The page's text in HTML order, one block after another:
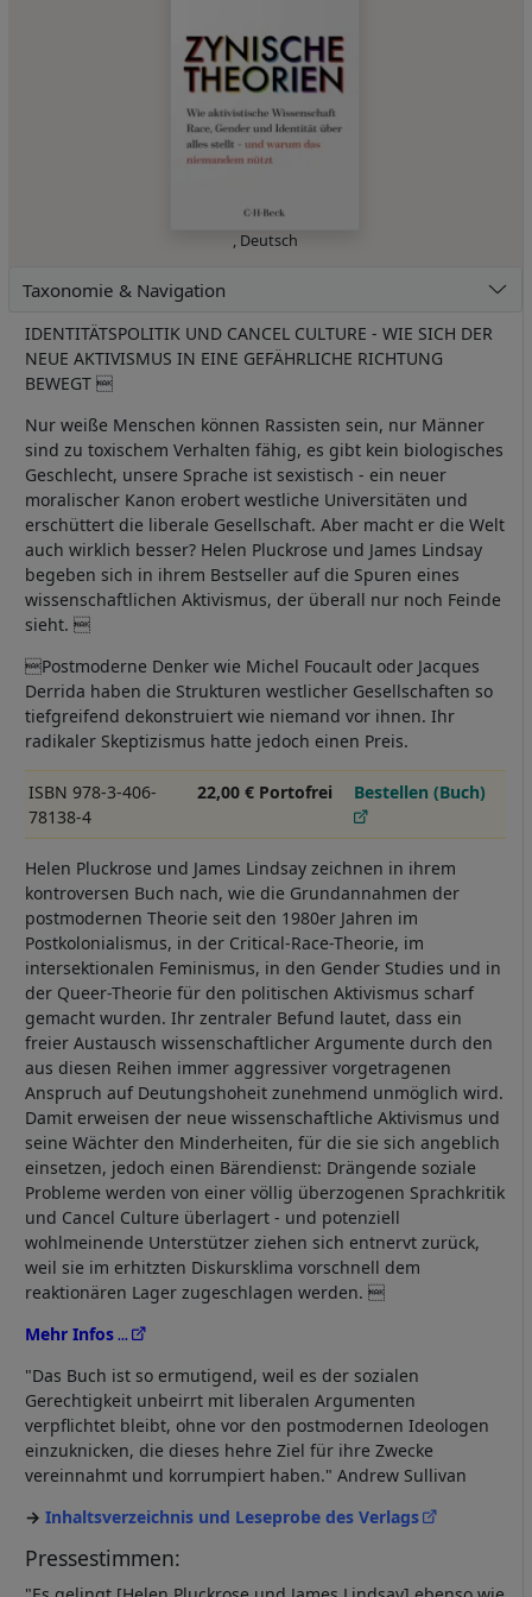
, Deutsch
Taxonomie & Navigation
IDENTITÄTSPOLITIK UND CANCEL CULTURE - WIE SICH DER
NEUE AKTIVISMUS IN EINE GEFÄHRLICHE RICHTUNG
BEWEGT 
Nur weiße Menschen können Rassisten sein, nur Männer
sind zu toxischem Verhalten fähig, es gibt kein biologisches
Geschlecht, unsere Sprache ist sexistisch - ein neuer
moralischer Kanon erobert westliche Universitäten und
erschüttert die liberale Gesellschaft. Aber macht er die Welt
auch wirklich besser? Helen Pluckrose und James Lindsay
begeben sich in ihrem Bestseller auf die Spuren eines
wissenschaftlichen Aktivismus, der überall nur noch Feinde
sieht. 
Postmoderne Denker wie Michel Foucault oder Jacques
Derrida haben die Strukturen westlicher Gesellschaften so
tiefgreifend dekonstruiert wie niemand vor ihnen. Ihr
radikaler Skeptizismus hatte jedoch einen Preis.
ISBN 978-3-406-
78138-4
22,00 € Portofrei Bestellen (Buch)
Helen Pluckrose und James Lindsay zeichnen in ihrem
kontroversen Buch nach, wie die Grundannahmen der
postmodernen Theorie seit den 1980er Jahren im
Postkolonialismus, in der Critical-Race-Theorie, im
intersektionalen Feminismus, in den Gender Studies und in
der Queer-Theorie für den politischen Aktivismus scharf
gemacht wurden. Ihr zentraler Befund lautet, dass ein
freier Austausch wissenschaftlicher Argumente durch den
aus diesen Reihen immer aggressiver vorgetragenen
Anspruch auf Deutungshoheit zunehmend unmöglich wird.
Damit erweisen der neue wissenschaftliche Aktivismus und
seine Wächter den Minderheiten, für die sie sich angeblich
einsetzen, jedoch einen Bärendienst: Drängende soziale
Probleme werden von einer völlig überzogenen Sprachkritik
und Cancel Culture überlagert - und potenziell
wohlmeinende Unterstützer ziehen sich entnervt zurück,
weil sie im erhitzten Diskursklima vorschnell dem
reaktionären Lager zugeschlagen werden. 
Mehr Infos
"Das Buch ist so ermutigend, weil es der sozialen
Gerechtigkeit unbeirrt mit liberalen Argumenten
verpflichtet bleibt, ohne vor den postmodernen Ideologen
einzuknicken, die dieses hehre Ziel für ihre Zwecke
vereinnahmt und korrumpiert haben." Andrew Sullivan
Inhaltsverzeichnis und Leseprobe des Verlags
Pressestimmen: